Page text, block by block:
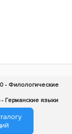
- Филологические
- Германские языки